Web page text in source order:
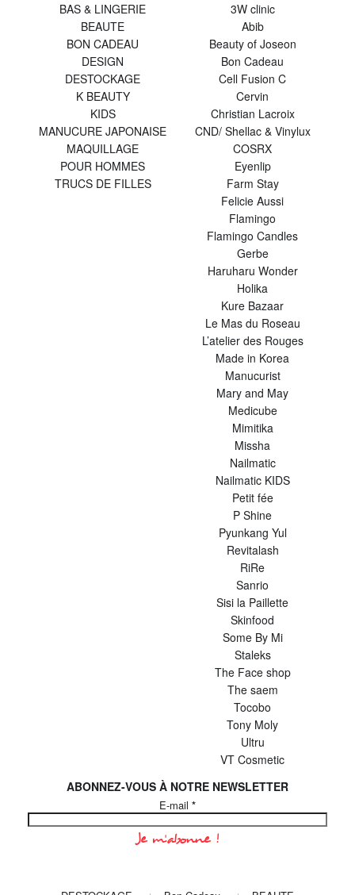
BAS & LINGERIE
BEAUTE
BON CADEAU
DESIGN
DESTOCKAGE
K BEAUTY
KIDS
MANUCURE JAPONAISE
MAQUILLAGE
POUR HOMMES
TRUCS DE FILLES
3W clinic
Abib
Beauty of Joseon
Bon Cadeau
Cell Fusion C
Cervin
Christian Lacroix
CND/ Shellac & Vinylux
COSRX
Eyenlip
Farm Stay
Felicie Aussi
Flamingo
Flamingo Candles
Gerbe
Haruharu Wonder
Holika
Kure Bazaar
Le Mas du Roseau
L’atelier des Rouges
Made in Korea
Manucurist
Mary and May
Medicube
Mimitika
Missha
Nailmatic
Nailmatic KIDS
Petit fée
P Shine
Pyunkang Yul
Revitalash
RiRe
Sanrio
Sisi la Paillette
Skinfood
Some By Mi
Staleks
The Face shop
The saem
Tocobo
Tony Moly
Ultru
VT Cosmetic
ABONNEZ-VOUS À NOTRE NEWSLETTER
E-mail *